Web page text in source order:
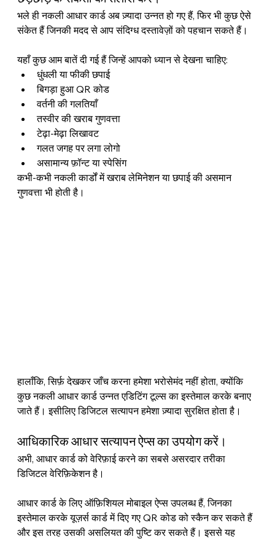
भले ही नकली आधार कार्ड अब ज़्यादा उन्नत हो गए हैं, फिर भी कुछ ऐसे
संकेत हैं जिनकी मदद से आप संदिग्ध दस्तावेज़ों को पहचान सकते हैं।
यहाँ कुछ आम बातें दी गई हैं जिन्हें आपको ध्यान से देखना चाहिए:
धुंधली या फीकी छपाई
बिगड़ा हुआ QR कोड
वर्तनी की गलतियाँ
तस्वीर की खराब गुणवत्ता
टेढ़ा-मेढ़ा लिखावट
गलत जगह पर लगा लोगो
असामान्य फ़ॉन्ट या स्पेसिंग
कभी-कभी नकली कार्डों में खराब लेमिनेशन या छपाई की असमान
गुणवत्ता भी होती है।
हालाँकि, सिर्फ़ देखकर जाँच करना हमेशा भरोसेमंद नहीं होता, क्योंकि
कुछ नकली आधार कार्ड उन्नत एडिटिंग टूल्स का इस्तेमाल करके बनाए
जाते हैं। इसीलिए डिजिटल सत्यापन हमेशा ज़्यादा सुरक्षित होता है।
आधिकारिक आधार सत्यापन ऐप्स का उपयोग करें।
अभी, आधार कार्ड को वेरिफ़ाई करने का सबसे असरदार तरीका
डिजिटल वेरिफ़िकेशन है।
आधार कार्ड के लिए ऑफ़िशियल मोबाइल ऐप्स उपलब्ध हैं, जिनका
इस्तेमाल करके यूज़र्स कार्ड में दिए गए QR कोड को स्कैन कर सकते हैं
और इस तरह उसकी असलियत की पुष्टि कर सकते हैं। इससे यह